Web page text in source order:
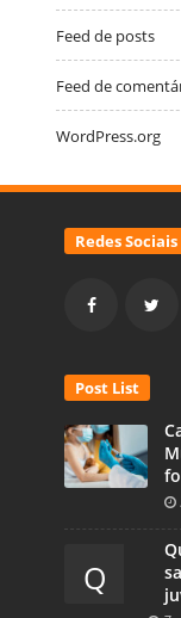
Feed de posts
Feed de
WordPress.org
Redes Sociais
Post List
Q